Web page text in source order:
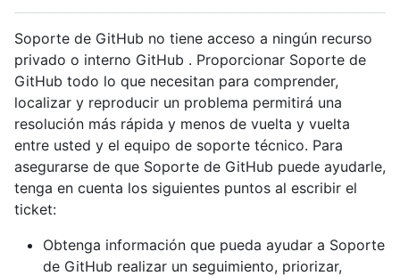
Soporte de GitHub no tiene acceso a ningún recurso
privado o interno GitHub . Proporcionar Soporte de
GitHub todo lo que necesitan para comprender,
localizar y reproducir un problema permitirá una
resolución más rápida y menos de vuelta y vuelta
entre usted y el equipo de soporte técnico. Para
asegurarse de que Soporte de GitHub puede ayudarle,
tenga en cuenta los siguientes puntos al escribir el
ticket:
Obtenga información que pueda ayudar a Soporte
de GitHub realizar un seguimiento, priorizar,